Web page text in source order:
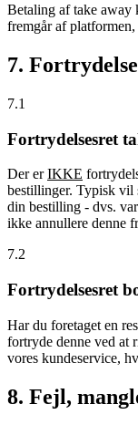
Betaling af take away
fremgår af
7.
7.1
Fortrydelsesret
Der erIKKE
bestillinger. Typisk vil
din bestilling - dvs.
ikke annullere denne
7.2
Fortrydelsesret
Har du foretaget en
fortryde denne ved at
vores kundeservice,
8. Fejl,